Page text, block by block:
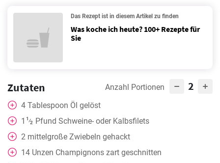
Das Rezept ist in diesem Artikel zu finden
Was koche ich heute? 100+ Rezepte für
Sie
Zutaten Anzahl Portionen 2
4 Tablespoon Öl gelöst
1 1⁄2
Pfund Schweine- oder Kalbsfilets
2 mittelgroße Zwiebeln gehackt
14 Unzen Champignons zart geschnitten